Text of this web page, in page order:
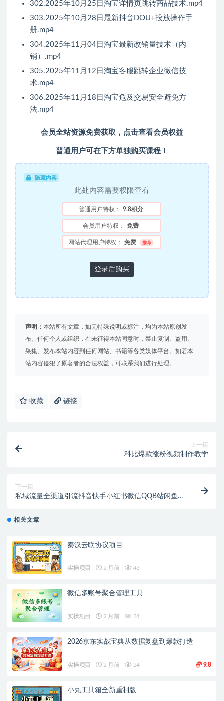
302.2025年10月25日淘宝详情页跳转商品技术.mp4
303.2025年10月28日最新抖音DOU+投放操作手
册.mp4
304.2025年11月04日淘宝最新改销量技术（内
销）.mp4
305.2025年11月12日淘宝客服跳转企业微信技
术.mp4
306.2025年11月18日淘宝危及交易安全避免方
法.mp4
会员全站资源免费获取，点击查看会员权益
普通用户可在下方单独购买课程！
隐藏内容
此处内容需要权限查看
普通用户特权： 9.8积分
会员用户特权： 免费
网站代理用户特权： 免费 推荐
登录后购买
声明： 本站所有文章，如无特殊说明或标注，均为本站原创发
布。任何个人或组织，在未征得本站同意时，禁止复制、盗用、
采集、发布本站内容到任何网站、书籍等各类媒体平台。如若本
站内容侵犯了原著者的合法权益，可联系我们进行处理。
收藏 链接
上一篇
科比爆款涨粉视频制作教学
下一篇
私域流量全渠道引流抖音快手小红书微信QQB站闲鱼高
相关文章
秦汉云联协议项目
实操项目 2 月前 43
微信多账号聚合管理工具
实操项目 2 月前 34
2026京东实战宝典从数据复盘到爆款打造
实操项目 2 月前 24 9.8
小丸工具箱全新重制版